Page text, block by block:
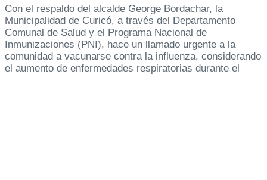
Con el respaldo del alcalde George Bordachar, la
Municipalidad de Curicó, a través del Departamento
Comunal de Salud y el Programa Nacional de
Inmunizaciones (PNI), hace un llamado urgente a la
comunidad a vacunarse contra la influenza, considerando
el aumento de enfermedades respiratorias durante el